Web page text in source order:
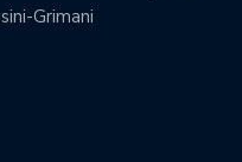
Grimani